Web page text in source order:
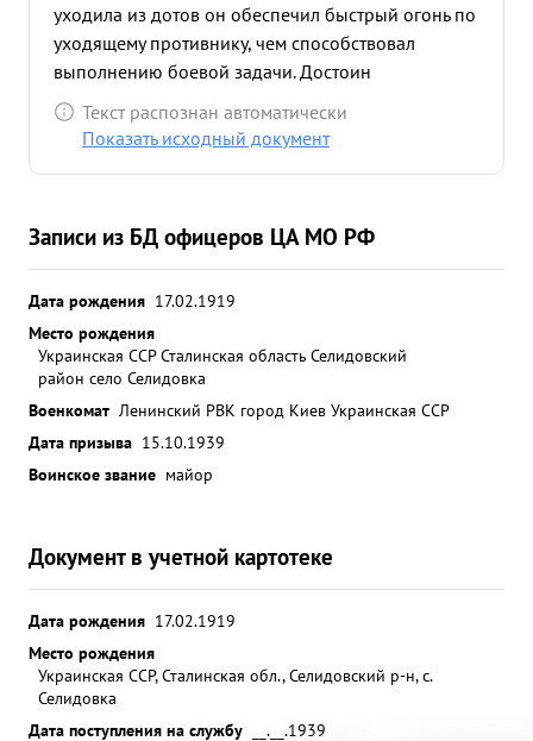
уходила из дотов он обеспечил быстрый огонь по
уходящему противнику, чем способствовал
выполнению боевой задачи. Достоин
награждения орденом КРАС среза ...»
Текст распознан автоматически
Показать исходный документ
Записи из БД офицеров ЦА МО РФ
Дата рождения 17.02.1919
Место рождения
Украинская ССР Сталинская область Селидовский
район село Селидовка
Военкомат Ленинский РВК город Киев Украинская ССР
Дата призыва 15.10.1939
Воинское звание майор
Документ в учетной картотеке
Дата рождения 17.02.1919
Место рождения
Украинская ССР, Сталинская обл., Селидовский р-н, с.
Селидовка
Дата поступления на службу
__.__.1939